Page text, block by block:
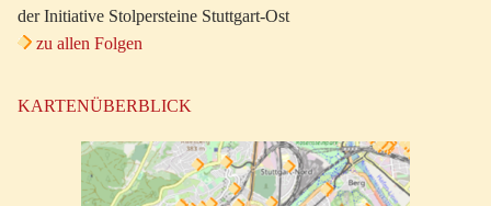
der Initiative Stolpersteine Stuttgart-Ost
zu allen Folgen
KARTENÜBERBLICK